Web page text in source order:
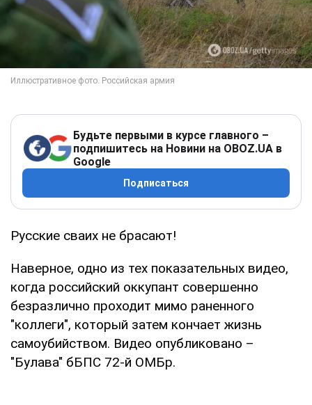
Будьте первыми в курсе главного –
подпишитесь на Новини на OBOZ.UA в
Google
Подписаться
Русские сваих не брасают!
Наверное, одно из тех показательных видео,
когда российский оккупант совершенно
безразлично проходит мимо раненного
"коллеги", который затем кончает жизнь
самоубийством. Видео опубликовано –
"Булава" бБПС 72-й ОМБр.